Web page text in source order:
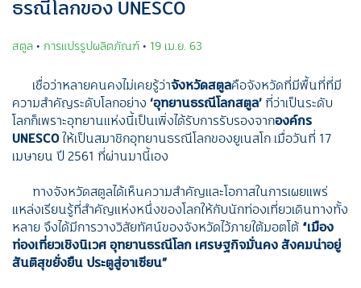
ธรณีโลกของ UNESCO
สตูล• การแปรรูปผลิตภัณฑ์• 19 เม.ย. 63
เชื่อว่าหลายคนคงไม่เคยรู้ว่าจังหวัดสตูลคือจังหวัดที่มีพื้นที่ที่มี
ความสำคัญระดับโลกอย่าง ‘อุทยานธรณีโลกสตูล’ ที่ว่าเป็นระดับ
โลกก็เพราะอุทยานแห่งนี้เป็นเพิ่งได้รับการรับรองจากองค์กร
UNESCOให้เป็นสมาชิกอุทยานธรณีโลกของยูเนสโก เมื่อวันที่ 17
เมษายน ปี 2561 ที่ผ่านมานี้เอง
ทางจังหวัดสตูลได้เห็นความสำคัญและโอกาสในการเผยแพร่
แหล่งเรียนรู้ที่สำคัญแห่งหนึ่งของโลกให้กับนักท่องเที่ยวเดินทางทั้ง
หลาย จึงได้มีการวางวิสัยทัศน์ของจังหวัดไว้ภายใต้มอตโต้ “เมือง
ท่องเที่ยวเชิงนิเวศ อุทยานธรณีโลก เศรษฐกิจมั่นคง สังคมน่าอยู่
สันติสุขยั่งยืน ประตูสู่อาเซียน”